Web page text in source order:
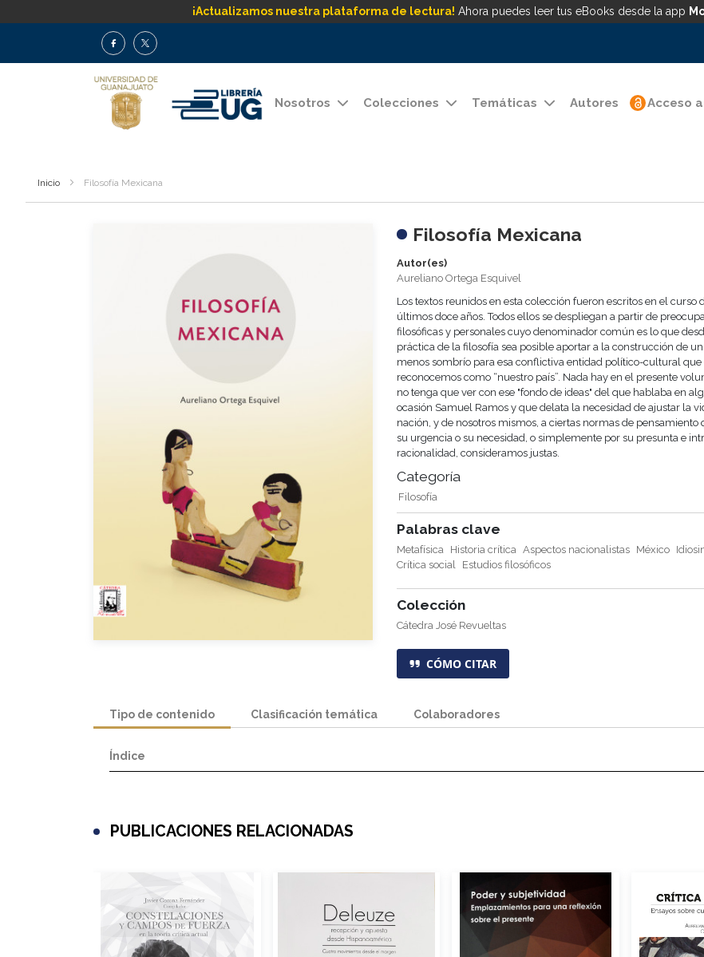
¡Actualizamos nuestra plataforma de lectura! Ahora puedes leer tus eBooks desde la app
Nosotros Colecciones Temáticas Autores Acceso
Inicio Filosofía Mexicana
Filosofía Mexicana
Autor(es)
Aureliano Ortega Esquivel
Los textos reunidos en esta colección fueron escritos en el curso
últimos doce años. Todos ellos se despliegan a partir de
filosóficas y personales cuyo denominador común es lo que
práctica de la filosofía sea posible aportar a la construcción de
menos sombrío para esa conflictiva entidad político-cultural que
reconocemos como “nuestro país”. Nada hay en el presente
no tenga que ver con ese "fondo de ideas" del que hablaba en
ocasión Samuel Ramos y que delata la necesidad de ajustar la
nación, y de nosotros mismos, a ciertas normas de pensamiento
su urgencia o su necesidad, o simplemente por su presunta e
racionalidad, consideramos justas.
Categoría
Filosofía
Palabras clave
Metafísica Historia crítica Aspectos nacionalistas México
Crítica social Estudios filosóficos
Colección
Cátedra José Revueltas
CÓMO CITAR
Tipo de contenido
Índice
Clasificación temática Colaboradores
PUBLICACIONES RELACIONADAS